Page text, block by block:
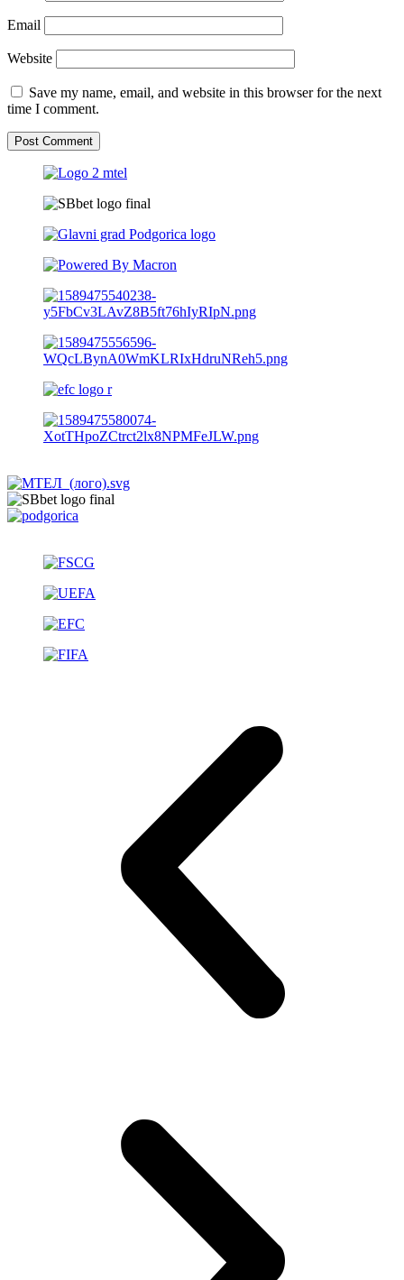
Email
Website
Save my name, email, and website in this browser for the next
time I comment.